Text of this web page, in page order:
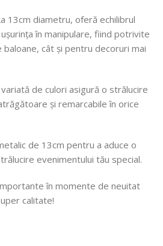
13cm diametru, oferă echilibrul
în manipulare, fiind potrivite
cât și pentru decoruri mai
variată de culori asigură o strălucire
și remarcabile în orice
de 13cm pentru a aduce o
evenimentului tău special.
în momente de neuitat
calitate!